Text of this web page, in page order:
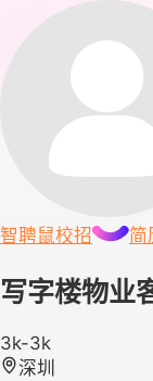
智聘鼠校招 简
写字楼物业
3k-3k
深圳